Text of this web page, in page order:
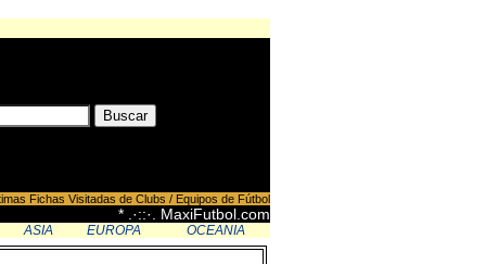
Fichas Visitadas de Clubs / Equipos de Fútbol
* .·::·. MaxiFutbol.com
ASIA EUROPA OCEANIA